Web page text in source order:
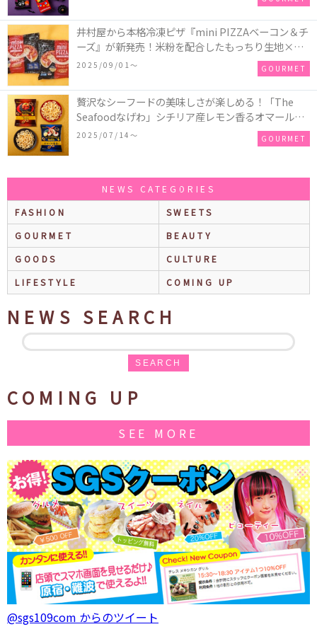
井村屋から本格冷凍ピザ『mini PIZZAベーコン＆チ
ーズ』が新発売！米粉を配合したもっちり生地×ご
ろごろ具材×とろけるチーズで満足感たっぷりのピ
2025/09/01〜 GOURMET
贅沢なシーフードの美味しさが楽しめる！「The
Seafoodなげわ」シチリア産レモン香るオマール海
老味、安曇野産わさび香るうに味が期間限定で新発
2025/07/14〜 GOURMET
NEWS CATEGORIES
FASHION
SWEETS
GOURMET
BEAUTY
GOODS
CULTURE
LIFESTYLE
COMING UP
NEWS SEARCH
SEARCH
COMING UP
SEE MORE
@sgs109com からのツイート